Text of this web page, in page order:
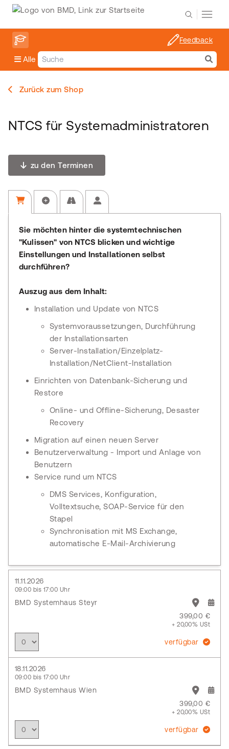
Alle
Feedback
Zurück zum Shop
NTCS für Systemadministratoren
zu den Terminen
Sie möchten hinter die systemtechnischen
"Kulissen" von NTCS blicken und wichtige
Einstellungen und Installationen selbst
durchführen?
Auszug aus dem Inhalt:
Installation und Update von NTCS
Systemvoraussetzungen, Durchführung
der Installationsarten
Server-Installation/Einzelplatz-
Installation/NetClient-Installation
Einrichten von Datenbank-Sicherung und
Restore
Online- und Offline-Sicherung, Desaster
Recovery
Migration auf einen neuen Server
Benutzerverwaltung - Import und Anlage von
Benutzern
Service rund um NTCS
DMS Services, Konfiguration,
Volltextsuche, SOAP-Service für den
Stapel
Synchronisation mit MS Exchange,
automatische E-Mail-Archivierung
11.11.2026
09:00 bis 17:00 Uhr
BMD Systemhaus Steyr
399,00 €
+ 20,00% USt
verfügbar
18.11.2026
09:00 bis 17:00 Uhr
BMD Systemhaus Wien
399,00 €
+ 20,00% USt
verfügbar